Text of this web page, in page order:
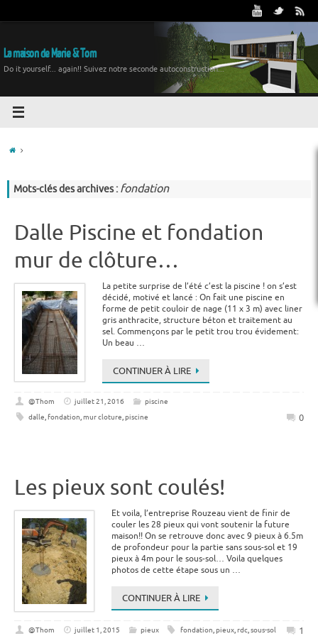
La maison de Marie & Tom
Do it yourself... again!! Suivez notre seconde autoconstruction...
Mots-clés des archives : fondation
Dalle Piscine et fondation
mur de clôture…
La petite surprise de l’été c’est la piscine ! on s’est
décidé, motivé et lancé : On fait une piscine en
forme de petit couloir de nage (11 x 3 m) avec liner
gris anthracite, structure béton et traitement au
sel. Commençons par le petit trou trou évidement:
Un beau …
CONTINUER À LIRE
@Thom juillet 21, 2016
piscine
dalle,fondation,mur cloture,piscine 0
Les pieux sont coulés!
Et voila, l’entreprise Rouzeau vient de finir de
couler les 28 pieux qui vont soutenir la future
maison!! On se retrouve donc avec 9 pieux à 6.5m
de profondeur pour la partie sans sous-sol et 19
pieux à 4m pour le sous-sol… Voila quelques
photos de cette étape sous un …
CONTINUER À LIRE
@Thom juillet 1, 2015 pieux fondation,pieux,rdc,sous-sol 1